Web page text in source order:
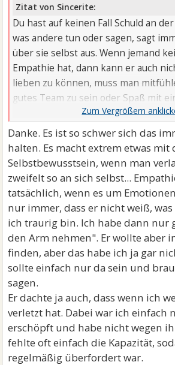
Zitat von Sincerite:
Du hast auf keinen Fall Schuld an
was andere tun oder sagen, sagt
über sie selbst aus. Wenn jemand
Empathie hat, dann kann er auch
lieben zu können, muss man
gutes Team zu sein oder Spaß mit
Danke. Es ist so schwer sich das
halten. Es macht extrem etwas mit
Selbstbewusstsein, wenn man
zweifelt so an sich selbst...
tatsächlich, wenn es um
nur immer, dass er nicht weiß,
ich traurig bin. Ich habe dann nur
den Arm nehmen". Er wollte aber
finden, aber das habe ich ja gar
sollte einfach nur da sein und
sagen.
Er dachte ja auch, dass wenn ich
verletzt hat. Dabei war ich einfach
erschöpft und habe nicht wegen
fehlte oft einfach die Kapazität,
regelmäßig überfordert war.